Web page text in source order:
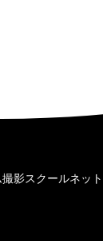
撮影スクールネッ